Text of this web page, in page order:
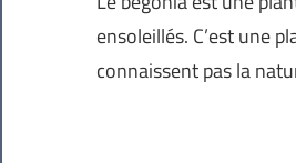
ensoleillés. C’est une
connaissent pas la